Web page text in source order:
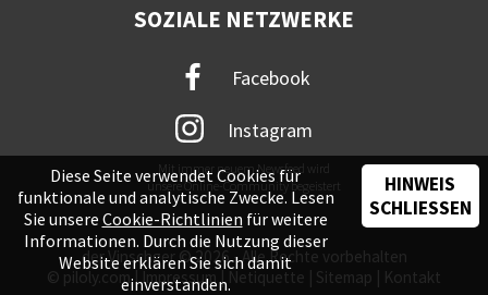
SOZIALE NETZWERKE
Facebook
Instagram
Mit immer neuem Newsfeed wird
unsere Online-Community begeistert
der Vinschger © 2026 - Alle Rechte vorbehalten
© piloly.com |Impressum | Netiquette | Sitemap | Kontakt
Diese Seite verwendet Cookies für
funktionale und analytische Zwecke. Lesen
Sie unsere Cookie-Richtlinien für weitere
Informationen. Durch die Nutzung dieser
Website erklären Sie sich damit
einverstanden.
HINWEIS
SCHLIESSEN